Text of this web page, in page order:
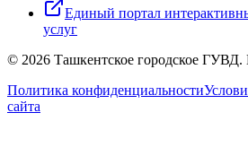
Единый портал
услуг
© 2026 Ташкентское городское
Политика конфиденциальности
сайта